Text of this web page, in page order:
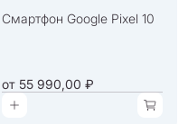
Смартфон Google Pixel 10
от55 990,00 ₽